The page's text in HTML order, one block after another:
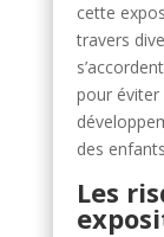
cette
travers
pour éviter
des
Les